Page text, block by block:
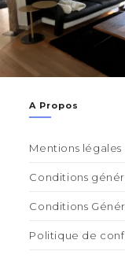
A Propos
Mentions légales
Conditions
Conditions
Politique de